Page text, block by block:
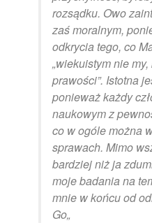
rozsądku. Owo
zaś moralnym,
odkrycia tego, co
„wiekuistym nie
prawości”. Istotna
ponieważ każdy
naukowym z
co w ogóle można
sprawach. Mimo
bardziej niż ja
moje badania na
mnie w końcu od
Go„